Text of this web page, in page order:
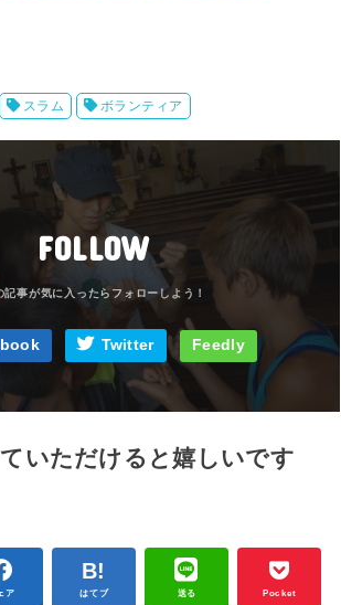
スラム ボランティア
FOLLOW
Twitter Feedly
いただけると嬉しいです
ア はてブ 送る Pocket